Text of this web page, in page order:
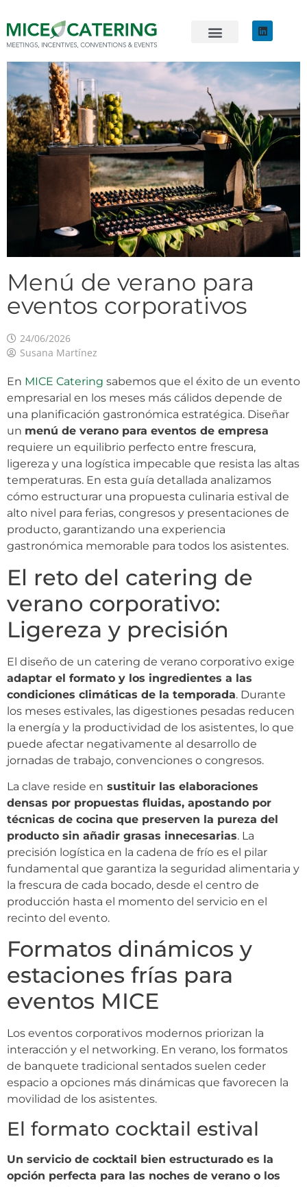
Menú de verano para
eventos corporativos
24/06/2026
Susana Martínez
En MICE Catering sabemos que el éxito de un evento
empresarial en los meses más cálidos depende de
una planificación gastronómica estratégica. Diseñar
un menú de verano para eventos de empresa
requiere un equilibrio perfecto entre frescura,
ligereza y una logística impecable que resista las altas
temperaturas. En esta guía detallada analizamos
cómo estructurar una propuesta culinaria estival de
alto nivel para ferias, congresos y presentaciones de
producto, garantizando una experiencia
gastronómica memorable para todos los asistentes.
El reto del catering de
verano corporativo:
Ligereza y precisión
El diseño de un catering de verano corporativo exige
adaptar el formato y los ingredientes a las
condiciones climáticas de la temporada. Durante
los meses estivales, las digestiones pesadas reducen
la energía y la productividad de los asistentes, lo que
puede afectar negativamente al desarrollo de
jornadas de trabajo, convenciones o congresos.
La clave reside en sustituir las elaboraciones
densas por propuestas fluidas, apostando por
técnicas de cocina que preserven la pureza del
producto sin añadir grasas innecesarias. La
precisión logística en la cadena de frío es el pilar
fundamental que garantiza la seguridad alimentaria y
la frescura de cada bocado, desde el centro de
producción hasta el momento del servicio en el
recinto del evento.
Formatos dinámicos y
estaciones frías para
eventos MICE
Los eventos corporativos modernos priorizan la
interacción y el networking. En verano, los formatos
de banquete tradicional sentados suelen ceder
espacio a opciones más dinámicas que favorecen la
movilidad de los asistentes.
El formato cocktail estival
Un servicio de cocktail bien estructurado es la
opción perfecta para las noches de verano o los